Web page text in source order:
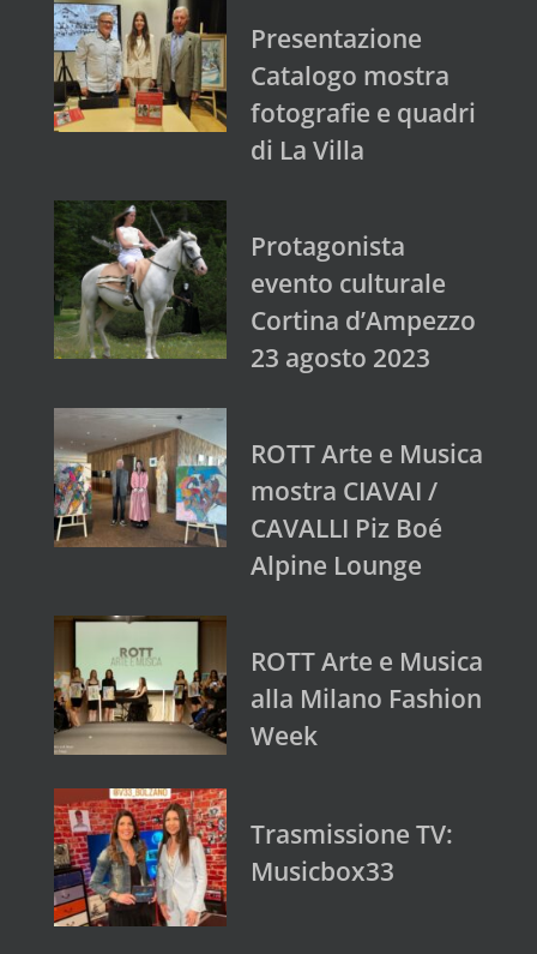
Presentazione
Catalogo mostra
fotografie e quadri
di La Villa
Protagonista
evento culturale
Cortina d’Ampezzo
23 agosto 2023
ROTT Arte e Musica
mostra CIAVAI /
CAVALLI Piz Boé
Alpine Lounge
ROTT Arte e Musica
alla Milano Fashion
Week
Trasmissione TV:
Musicbox33